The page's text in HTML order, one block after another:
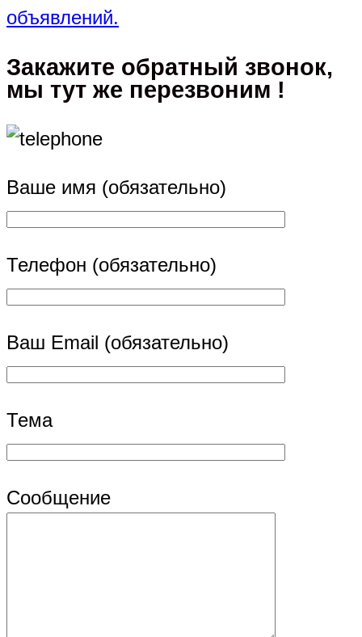
объявлений.
Закажите обратный звонок,
мы тут же перезвоним !
Ваше имя (обязательно)
Телефон (обязательно)
Ваш Email (обязательно)
Тема
Сообщение